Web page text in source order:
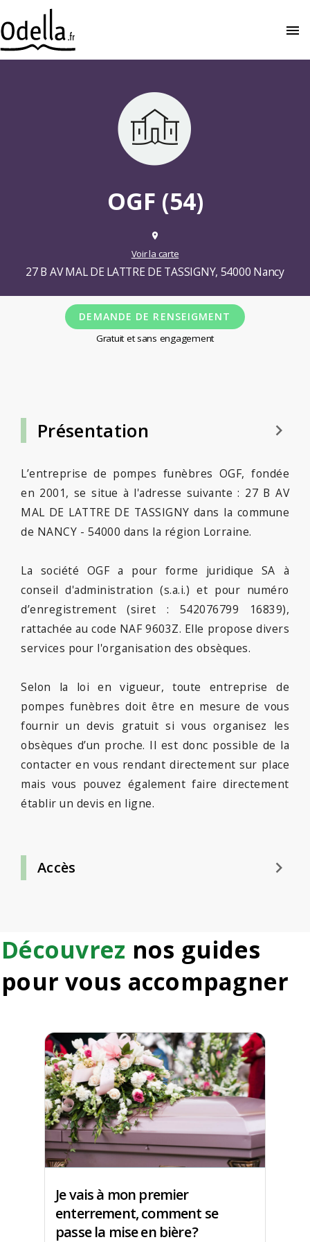
menu
OGF (54)
place
Voir la carte
27 B AV MAL DE LATTRE DE TASSIGNY, 54000 Nancy
DEMANDE DE RENSEIGMENT
Gratuit et sans engagement
Présentation keyboard_arrow_right
L’entreprise de pompes funèbres OGF, fondée
en 2001, se situe à l'adresse suivante : 27 B AV
MAL DE LATTRE DE TASSIGNY dans la commune
de NANCY - 54000 dans la région Lorraine.
La société OGF a pour forme juridique SA à
conseil d'administration (s.a.i.) et pour numéro
d’enregistrement (siret : 542076799 16839),
rattachée au code NAF 9603Z. Elle propose divers
services pour l'organisation des obsèques.
Selon la loi en vigueur, toute entreprise de
pompes funèbres doit être en mesure de vous
fournir un devis gratuit si vous organisez les
obsèques d’un proche. Il est donc possible de la
contacter en vous rendant directement sur place
mais vous pouvez également faire directement
établir un devis en ligne.
Accès keyboard_arrow_right
Découvrez nos guides
pour vous accompagner
Je vais à mon premier
enterrement, comment se
passe la mise en bière ?